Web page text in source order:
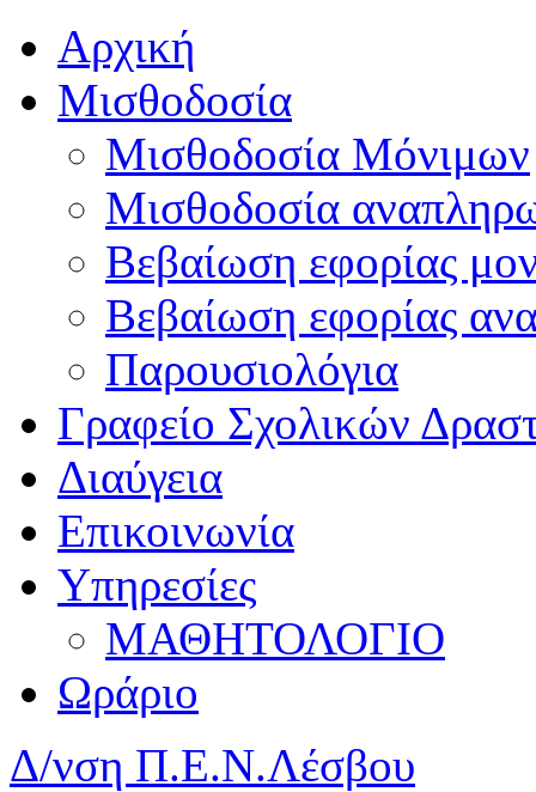
Αρχική
Μισθοδοσία
Μισθοδοσία Μόνιμων
Μισθοδοσία
Βεβαίωση εφορίας
Βεβαίωση εφορίας
Παρουσιολόγια
Γραφείο Σχολικών
Διαύγεια
Επικοινωνία
Υπηρεσίες
ΜΑΘΗΤΟΛΟΓΙΟ
Ωράριο
Δ/νση Π.Ε.Ν.Λέσβου